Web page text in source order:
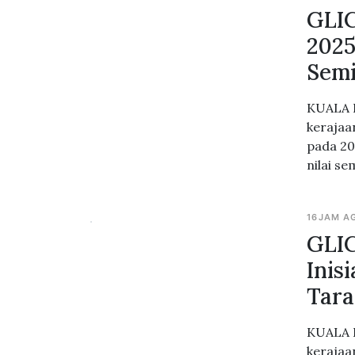
KUALA
pada
nilai
16JAM